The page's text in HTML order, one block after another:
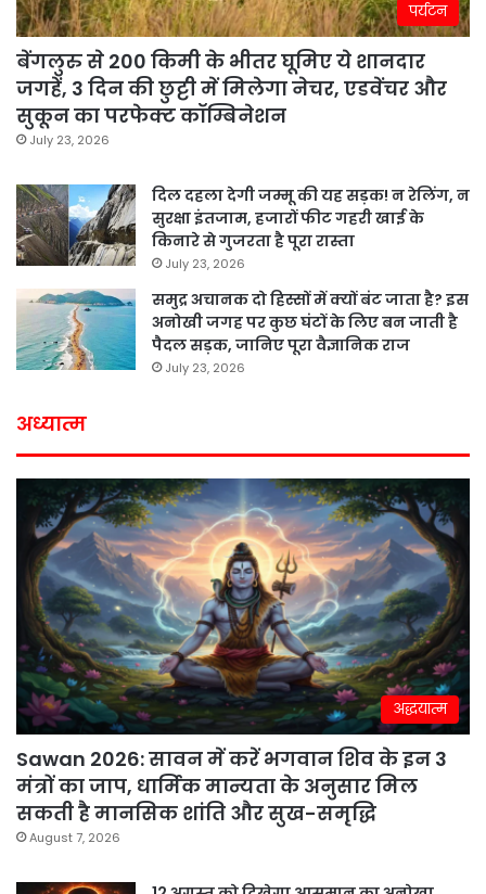
पर्यटन
बेंगलुरु से 200 किमी के भीतर घूमिए ये शानदार
जगहें, 3 दिन की छुट्टी में मिलेगा नेचर, एडवेंचर और
सुकून का परफेक्ट कॉम्बिनेशन
July 23, 2026
दिल दहला देगी जम्मू की यह सड़क! न रेलिंग, न
सुरक्षा इंतजाम, हजारों फीट गहरी खाई के
किनारे से गुजरता है पूरा रास्ता
July 23, 2026
समुद्र अचानक दो हिस्सों में क्यों बंट जाता है? इस
अनोखी जगह पर कुछ घंटों के लिए बन जाती है
पैदल सड़क, जानिए पूरा वैज्ञानिक राज
July 23, 2026
अध्यात्म
अद्धयात्म
Sawan 2026: सावन में करें भगवान शिव के इन 3
मंत्रों का जाप, धार्मिक मान्यता के अनुसार मिल
सकती है मानसिक शांति और सुख-समृद्धि
August 7, 2026